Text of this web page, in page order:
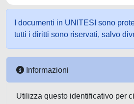
I documenti in UNITESI sono
tutti i diritti sono riservati, salvo
Informazioni
Utilizza questo identificativo per